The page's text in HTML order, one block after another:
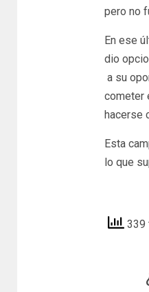
pero no
En ese
dio
a su
cometer
hacerse
Esta
lo que
339